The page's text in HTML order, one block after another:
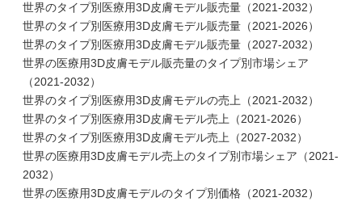
世界のタイプ別医療用3D皮膚モデル販売量（2021-2032）
世界のタイプ別医療用3D皮膚モデル販売量（2021-2026）
世界のタイプ別医療用3D皮膚モデル販売量（2027-2032）
世界の医療用3D皮膚モデル販売量のタイプ別市場シェア
（2021-2032）
世界のタイプ別医療用3D皮膚モデルの売上（2021-2032）
世界のタイプ別医療用3D皮膚モデル売上（2021-2026）
世界のタイプ別医療用3D皮膚モデル売上（2027-2032）
世界の医療用3D皮膚モデル売上のタイプ別市場シェア（2021-
2032）
世界の医療用3D皮膚モデルのタイプ別価格（2021-2032）